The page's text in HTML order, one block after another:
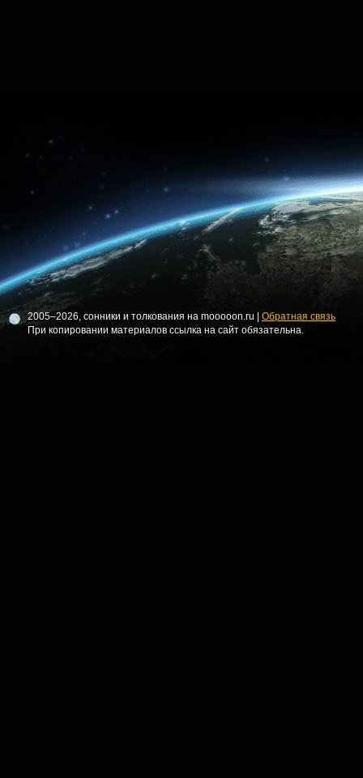
2005–2026, сонники и толкования на mooooon.ru | Обратная связь
При копировании материалов ссылка на сайт обязательна.